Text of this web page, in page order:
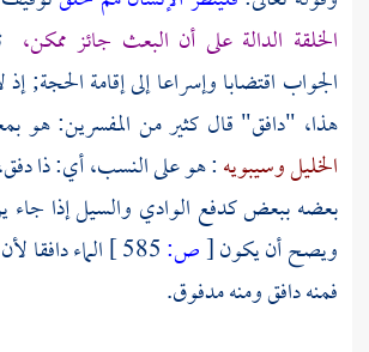
الخلقة الدالة على أن البعث جائز ممكن،
الجواب اقتضابا وإسراعا إلى إقامة الحجة;
هذا، "دافق" قال كثير من المفسرين: هو
الخليلوسيبويه: هو على النسب، أي: ذا
بعضه ببعض كدفع الوادي والسيل إذا
ويصح أن يكون[ص:
الماء دافقا
فمنه دافق ومنه مدفوق.